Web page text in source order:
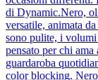
di Dynamic.Nero,
versatile, animata
sono pulite, i volumi
pensato per chi
guardaroba
color blocking.